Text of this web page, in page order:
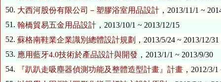
50. 大西河股份有限公司－塑膠浴室用品設計 ，2013/11/1 ~
51. 翰橋貿易五金用品設計 ，2013/10/1 ~ 2013/12/15
52. 蘇格南鞋業企業識別總體設計規劃 ，2013/5/24 ~ 2013/12/31
53. 應用藍牙4.0技術於產品設計與開發 ，2013/1/1 ~ 2013/9/30
54.
『趴趴走吸塵器偵測功能及整體造型計畫』計畫 ，2012/3/